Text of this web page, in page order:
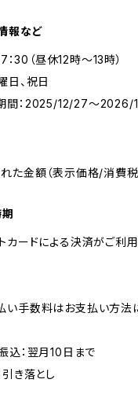
報など
：30（昼休12時～13時）
日、祝日
間：2025/12/27～2026/
た金額（表示価格/消費税
カードによる決済がご利
手数料はお支払い方法に
込：翌月10日まで
き落とし